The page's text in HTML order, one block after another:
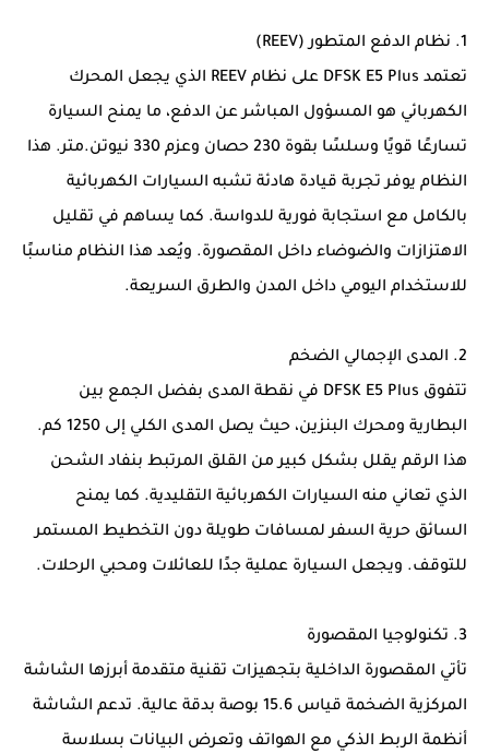
1. نظام الدفع المتطور (REEV)
تعتمد DFSK E5 Plus على نظام REEV الذي يجعل المحرك
الكهربائي هو المسؤول المباشر عن الدفع، ما يمنح السيارة
تسارعًا قويًا وسلسًا بقوة 230 حصان وعزم 330 نيوتن.متر. هذا
النظام يوفر تجربة قيادة هادئة تشبه السيارات الكهربائية
بالكامل مع استجابة فورية للدواسة. كما يساهم في تقليل
الاهتزازات والضوضاء داخل المقصورة. ويُعد هذا النظام مناسبًا
للاستخدام اليومي داخل المدن والطرق السريعة.
2. المدى الإجمالي الضخم
تتفوق DFSK E5 Plus في نقطة المدى بفضل الجمع بين
البطارية ومحرك البنزين، حيث يصل المدى الكلي إلى 1250 كم.
هذا الرقم يقلل بشكل كبير من القلق المرتبط بنفاد الشحن
الذي تعاني منه السيارات الكهربائية التقليدية. كما يمنح
السائق حرية السفر لمسافات طويلة دون التخطيط المستمر
للتوقف. ويجعل السيارة عملية جدًا للعائلات ومحبي الرحلات.
3. تكنولوجيا المقصورة
تأتي المقصورة الداخلية بتجهيزات تقنية متقدمة أبرزها الشاشة
المركزية الضخمة قياس 15.6 بوصة بدقة عالية. تدعم الشاشة
أنظمة الربط الذكي مع الهواتف وتعرض البيانات بسلاسة